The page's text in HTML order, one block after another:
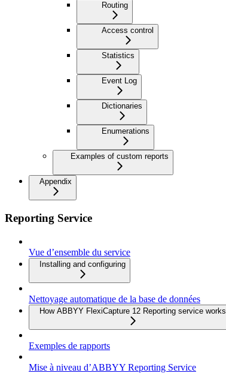
Routing
Access control
Statistics
Event Log
Dictionaries
Enumerations
Examples of custom reports
Appendix
Reporting Service
Vue d’ensemble du service
Installing and configuring
Nettoyage automatique de la base de données
How ABBYY FlexiCapture 12 Reporting service works
Exemples de rapports
Mise à niveau d’ABBYY Reporting Service